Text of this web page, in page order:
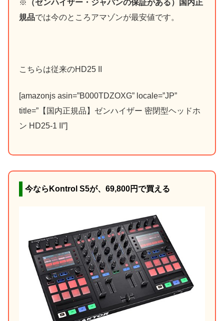
※
（ゼンハイザー・ジャパンの保証がある）国内正
規品では今のところアマゾンが最安値です。
こちらは従来のHD25 II
[amazonjs asin=”B000TDZOXG” locale=”JP”
title=”【国内正規品】ゼンハイザー 密閉型ヘッドホ
ン HD25-1 II”]
今ならKontrol S5が、69,800円で買える